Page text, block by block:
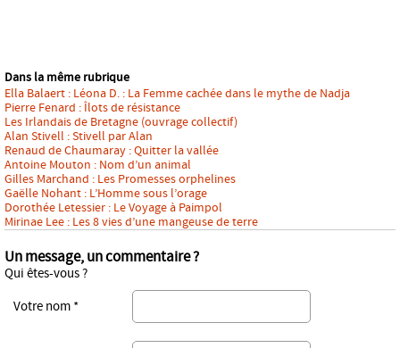
Dans la même rubrique
Ella Balaert : Léona D. : La Femme cachée dans le mythe de Nadja
Pierre Fenard : Îlots de résistance
Les Irlandais de Bretagne (ouvrage collectif)
Alan Stivell : Stivell par Alan
Renaud de Chaumaray : Quitter la vallée
Antoine Mouton : Nom d’un animal
Gilles Marchand : Les Promesses orphelines
Gaëlle Nohant : L’Homme sous l’orage
Dorothée Letessier : Le Voyage à Paimpol
Mirinae Lee : Les 8 vies d’une mangeuse de terre
Un message, un commentaire ?
Qui êtes-vous ?
Votre nom *